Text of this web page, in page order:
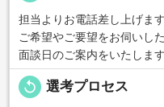
担当よりお電話差し上げます
ご希望やご要望をお伺いした
面談日のご案内をいたします
replay 選考プロセス